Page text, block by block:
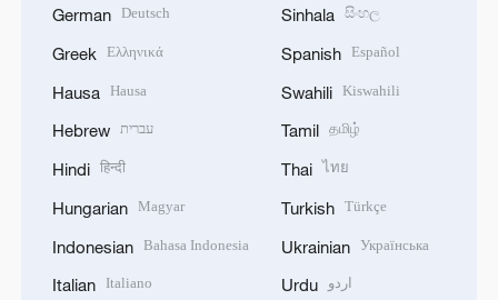
German Deutsch
Greek Ελληνικά
Hausa Hausa
Hebrew עברית
Hindi हिन्दी
Hungarian Magyar
Indonesian Bahasa Indonesia
Italian Italiano
Sinhala සිංහල
Spanish Español
Swahili Kiswahili
Tamil தமிழ்
Thai ไทย
Turkish Türkçe
Ukrainian Українська
Urdu اردو